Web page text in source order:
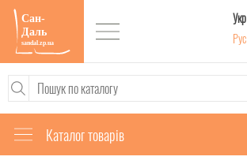
Укр
Рус
Каталог товарів